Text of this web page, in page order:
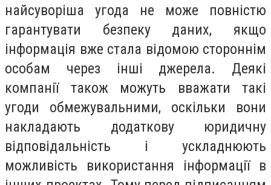
найсуворіша угода не може повністю
гарантувати безпеку даних, якщо
інформація вже стала відомою стороннім
особам через інші джерела. Деякі
компанії також можуть вважати такі
угоди обмежувальними, оскільки вони
накладають додаткову юридичну
відповідальність і ускладнюють
можливість використання інформації в